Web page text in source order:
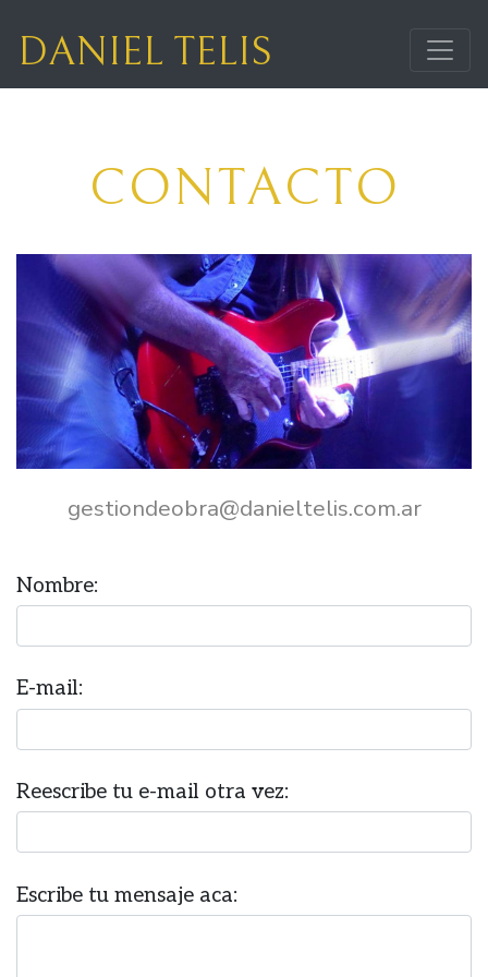
DANIEL TELIS
CONTACTO
gestiondeobra@danieltelis.com.ar
Nombre:
E-mail:
Reescribe tu e-mail otra vez:
Escribe tu mensaje aca: